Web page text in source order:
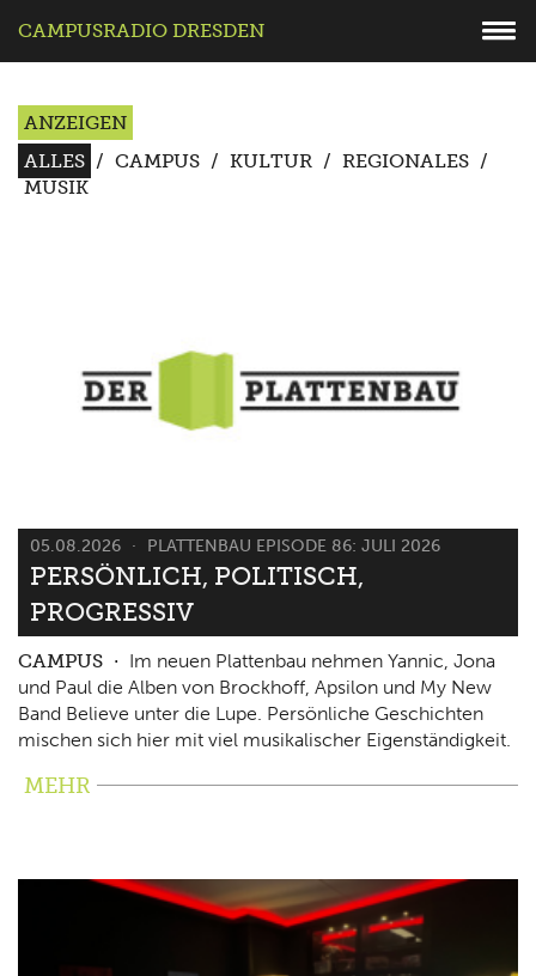
CAMPUSRADIO DRESDEN
ANZEIGEN
ALLES / CAMPUS / KULTUR / REGIONALES /
MUSIK
05.08.2026 PLATTENBAU EPISODE 86: JULI 2026
PERSÖNLICH, POLITISCH,
PROGRESSIV
CAMPUS
Im neuen Plattenbau nehmen Yannic, Jona
und Paul die Alben von Brockhoff, Apsilon und My New
Band Believe unter die Lupe. Persönliche Geschichten
mischen sich hier mit viel musikalischer Eigenständigkeit.
MEHR